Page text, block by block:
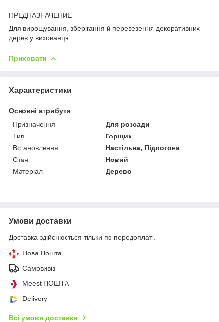
ПРЕДНАЗНАЧЕНИЕ
Для вирощування, зберігання й перевезення декоративних
дерев у вихованця
Приховати
Характеристики
Основні атрибути
Призначення
Для розсади
Тип
Горщик
Встановлення
Настільна, Підлогова
Стан
Новий
Матеріал
Дерево
Умови доставки
Доставка здійснюється тільки по передоплаті.
Нова Пошта
Самовивіз
Meest ПОШТА
Delivery
Всі умови доставки